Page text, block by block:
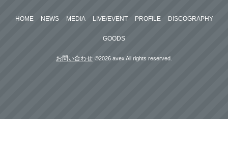
HOME NEWS MEDIA LIVE/EVENT PROFILE DISCOGRAPHY
GOODS
お問い合わせ ©2026 avex All rights reserved.